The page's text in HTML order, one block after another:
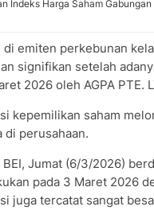
Indeks Harga Saham
emiten perkebunan
signifikan setelah
2026 oleh AGPA PTE.
kepemilikan saham
di perusahaan.
Jumat (6/3/2026)
pada 3 Maret 2026
juga tercatat sangat